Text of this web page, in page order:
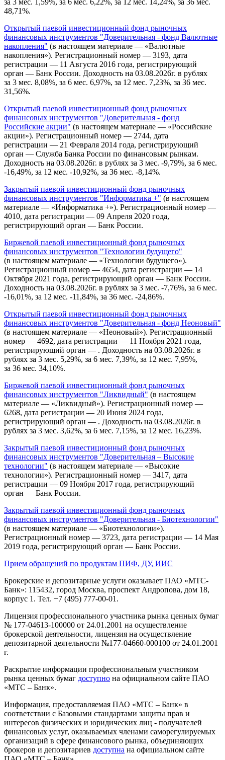
за 3 мес. 1,59%, за 6 мес. 6,22%, за 12 мес. 14,24%, за 36 мес.
48,71%.
Открытый паевой инвестиционный фонд рыночных
финансовых инструментов "Доверительная - фонд Валютные
накопления" (в настоящем материале — «Валютные
накопления»). Регистрационный номер — 3193, дата
регистрации — 11 Августа 2016 года, регистрирующий
орган — Банк России. Доходность на 03.08.2026г. в рублях
за 3 мес. 8,08%, за 6 мес. 6,97%, за 12 мес. 7,23%, за 36 мес.
31,56%.
Открытый паевой инвестиционный фонд рыночных
финансовых инструментов "Доверительная - фонд
Российские акции" (в настоящем материале — «Российские
акции»). Регистрационный номер — 2744, дата
регистрации — 21 Февраля 2014 года, регистрирующий
орган — Служба Банка России по финансовым рынкам.
Доходность на 03.08.2026г. в рублях за 3 мес. -9,79%, за 6 мес.
-16,49%, за 12 мес. -10,92%, за 36 мес. -8,14%.
Закрытый паевой инвестиционный фонд рыночных
финансовых инструментов "Информатика +" (в настоящем
материале — «Информатика +»). Регистрационный номер —
4010, дата регистрации — 09 Апреля 2020 года,
регистрирующий орган — Банк России.
Биржевой паевой инвестиционный фонд рыночных
финансовых инструментов "Технологии будущего"
(в настоящем материале — «Технологии будущего»).
Регистрационный номер — 4654, дата регистрации — 14
Октября 2021 года, регистрирующий орган — Банк России.
Доходность на 03.08.2026г. в рублях за 3 мес. -7,76%, за 6 мес.
-16,01%, за 12 мес. -11,84%, за 36 мес. -24,86%.
Открытый паевой инвестиционный фонд рыночных
финансовых инструментов "Доверительная - фонд Неоновый"
(в настоящем материале — «Неоновый»). Регистрационный
номер — 4692, дата регистрации — 11 Ноября 2021 года,
регистрирующий орган — . Доходность на 03.08.2026г. в
рублях за 3 мес. 5,29%, за 6 мес. 7,39%, за 12 мес. 7,95%,
за 36 мес. 34,10%.
Биржевой паевой инвестиционный фонд рыночных
финансовых инструментов "Ликвидный" (в настоящем
материале — «Ликвидный»). Регистрационный номер —
6268, дата регистрации — 20 Июня 2024 года,
регистрирующий орган — . Доходность на 03.08.2026г. в
рублях за 3 мес. 3,62%, за 6 мес. 7,15%, за 12 мес. 16,23%.
Закрытый паевой инвестиционный фонд рыночных
финансовых инструментов "Доверительная – Высокие
технологии" (в настоящем материале — «Высокие
технологии»). Регистрационный номер — 3417, дата
регистрации — 09 Ноября 2017 года, регистрирующий
орган — Банк России.
Закрытый паевой инвестиционный фонд рыночных
финансовых инструментов "Доверительная - Биотехнологии"
(в настоящем материале — «Биотехнологии»).
Регистрационный номер — 3723, дата регистрации — 14 Мая
2019 года, регистрирующий орган — Банк России.
Прием обращений по продуктам ПИФ, ДУ, ИИС
Брокерские и депозитарные услуги оказывает ПАО «МТС-
Банк»: 115432, город Москва, проспект Андропова, дом 18,
корпус 1. Тел. +7 (495) 777-00-01.
Лицензия профессионального участника рынка ценных бумаг
№ 177-04613-100000 от 24.01.2001 на осуществление
брокерской деятельности, лицензия на осуществление
депозитарной деятельности №177-04660-000100 от 24.01.2001
г.
Раскрытие информации профессиональным участником
рынка ценных бумаг доступно на официальном сайте ПАО
«МТС – Банк».
Информация, предоставляемая ПАО «МТС – Банк» в
соответствии с Базовыми стандартами защиты прав и
интересов физических и юридических лиц - получателей
финансовых услуг, оказываемых членами саморегулируемых
организаций в сфере финансового рынка, объединяющих
брокеров и депозитариев доступна на официальном сайте